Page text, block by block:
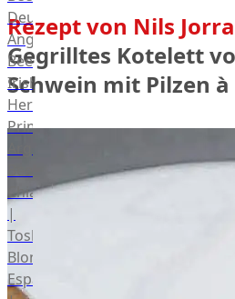
Deutsches
Angus
Beef
Irish
Hereford
Prime
Chianina
|
Toskana
Blonda
Espanola
Rezept von Nils
Gegrilltes Kotelett
Schwein mit Pilzen